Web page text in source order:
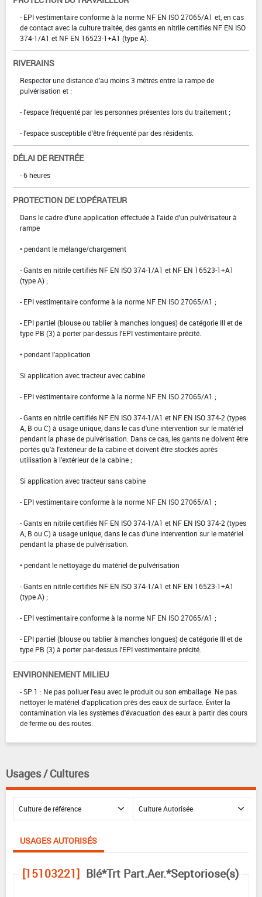
- EPI vestimentaire conforme à la norme NF EN ISO 27065/A1 et, en cas
de contact avec la culture traitée, des gants en nitrile certifiés NF EN ISO
374-1/A1 et NF EN 16523-1+A1 (type A).
RIVERAINS
Respecter une distance d'au moins 3 mètres entre la rampe de
pulvérisation et :
- l'espace fréquenté par les personnes présentes lors du traitement ;
- l'espace susceptible d'être fréquenté par des résidents.
DÉLAI DE RENTRÉE
- 6 heures
PROTECTION DE L'OPÉRATEUR
Dans le cadre d'une application effectuée à l'aide d'un pulvérisateur à
rampe
• pendant le mélange/chargement
- Gants en nitrile certifiés NF EN ISO 374-1/A1 et NF EN 16523-1+A1
(type A) ;
- EPI vestimentaire conforme à la norme NF EN ISO 27065/A1 ;
- EPI partiel (blouse ou tablier à manches longues) de catégorie III et de
type PB (3) à porter par-dessus l'EPI vestimentaire précité.
• pendant l'application
Si application avec tracteur avec cabine
- EPI vestimentaire conforme à la norme NF EN ISO 27065/A1 ;
- Gants en nitrile certifiés NF EN ISO 374-1/A1 et NF EN ISO 374-2 (types
A, B ou C) à usage unique, dans le cas d'une intervention sur le matériel
pendant la phase de pulvérisation. Dans ce cas, les gants ne doivent être
portés qu'à l'extérieur de la cabine et doivent être stockés après
utilisation à l'extérieur de la cabine ;
Si application avec tracteur sans cabine
- EPI vestimentaire conforme à la norme NF EN ISO 27065/A1 ;
- Gants en nitrile certifiés NF EN ISO 374-1/A1 et NF EN ISO 374-2 (types
A, B ou C) à usage unique, dans le cas d'une intervention sur le matériel
pendant la phase de pulvérisation.
• pendant le nettoyage du matériel de pulvérisation
- Gants en nitrile certifiés NF EN ISO 374-1/A1 et NF EN 16523-1+A1
(type A) ;
- EPI vestimentaire conforme à la norme NF EN ISO 27065/A1 ;
- EPI partiel (blouse ou tablier à manches longues) de catégorie III et de
type PB (3) à porter par-dessus l'EPI vestimentaire précité.
ENVIRONNEMENT MILIEU
- SP 1 : Ne pas polluer l'eau avec le produit ou son emballage. Ne pas
nettoyer le matériel d'application près des eaux de surface. Éviter la
contamination via les systèmes d'évacuation des eaux à partir des cours
de ferme ou des routes.
Usages / Cultures
USAGES AUTORISÉS
[15103221] Blé*Trt Part.Aer.*Septoriose(s)